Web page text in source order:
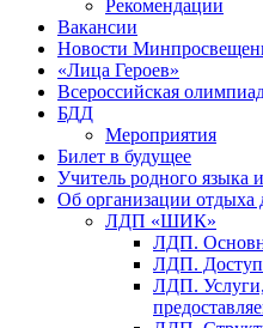
Рекомендации
Вакансии
Новости
«Лица Героев»
Всероссийская
БДД
Мероприятия
Билет в будущее
Учитель родного
Об организации отдыха
ЛДП «ШИК»
ЛДП.
ЛДП.
ЛДП.